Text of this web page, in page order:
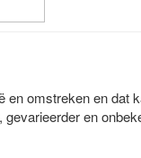
en omstreken en dat
en